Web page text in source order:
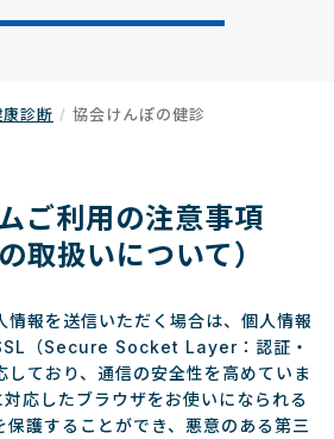
診断 協会けんぽの健診
ご利用の注意事項
取扱いについて）
情報を送信いただく場合は、個人情報
（Secure Socket Layer：認証・
しており、通信の安全性を高めていま
応したブラウザをお使いになられる
保護することができ、悪意のある第三